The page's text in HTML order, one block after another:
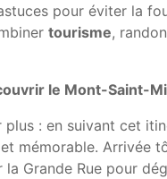
pour éviter la
tourisme,
le Mont-Saint-
: en suivant cet
mémorable. Arrivée
Grande Rue pour